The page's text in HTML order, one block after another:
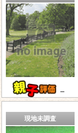
－
現地未調査